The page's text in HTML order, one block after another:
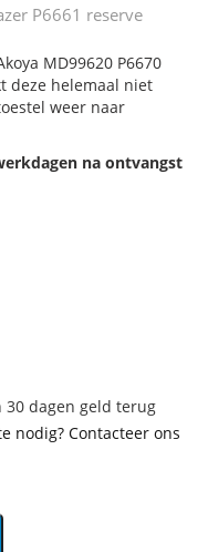
P6661 reserve
MD99620 P6670
deze helemaal niet
weer naar
na ontvangst
30 dagen geld terug
nodig? Contacteer ons